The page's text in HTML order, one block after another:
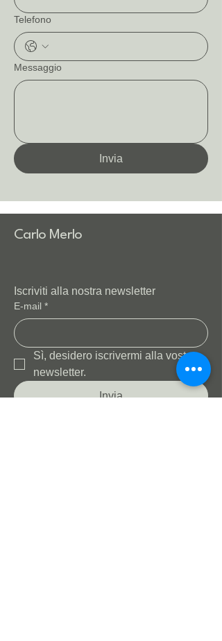
Telefono
Messaggio
Invia
Carlo Merlo
Iscriviti alla nostra newsletter
E-mail *
Sì, desidero iscrivermi alla vostra
newsletter.
Invia